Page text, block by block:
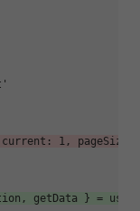
1, pageSize:
getData } =